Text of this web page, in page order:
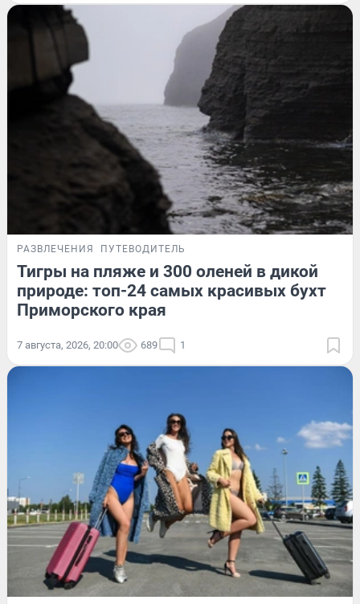
РАЗВЛЕЧЕНИЯ ПУТЕВОДИТЕЛЬ
Тигры на пляже и 300 оленей в дикой
природе: топ-24 самых красивых бухт
Приморского края
7 августа, 2026, 20:00 689 1